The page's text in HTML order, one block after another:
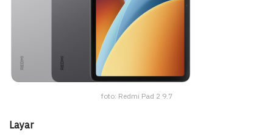
foto: Redmi Pad 2 9.7
Layar